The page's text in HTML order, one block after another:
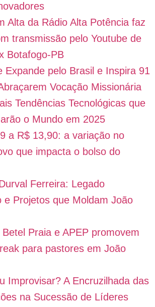
Alta da Rádio Alta Potência faz
transmissão pelo Youtube de
Botafogo-PB
Expande pelo Brasil e Inspira 91
Vocação Missionária
Tendências Tecnológicas que
o Mundo em 2025
a R$ 13,90: a variação no
que impacta o bolso do
Ferreira: Legado
e Projetos que Moldam João
Praia e APEP promovem
para pastores em João
Improvisar? A Encruzilhada das
na Sucessão de Líderes